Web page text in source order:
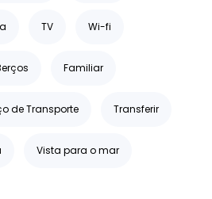
TV Wi-fi
Familiar
de Transporte Transferir
Vista para o mar